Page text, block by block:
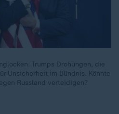
Trumps Drohungen, die
Unsicherheit im Bündnis. Könnte
Russland verteidigen?